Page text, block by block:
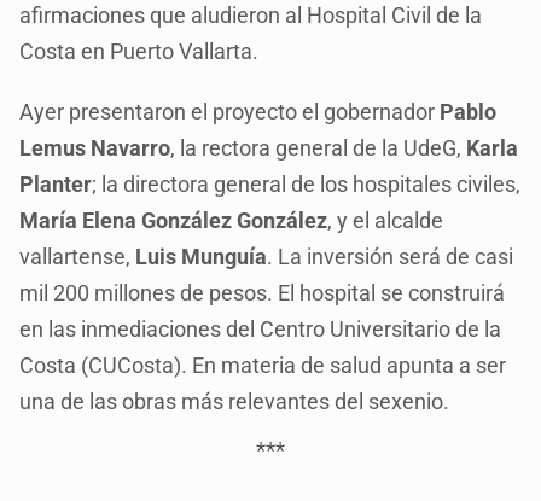
afirmaciones que aludieron al Hospital Civil de la
Costa en Puerto Vallarta.
Ayer presentaron el proyecto el gobernador Pablo
Lemus Navarro, la rectora general de la UdeG, Karla
Planter; la directora general de los hospitales civiles,
María Elena González González, y el alcalde
vallartense, Luis Munguía. La inversión será de casi
mil 200 millones de pesos. El hospital se construirá
en las inmediaciones del Centro Universitario de la
Costa (CUCosta). En materia de salud apunta a ser
una de las obras más relevantes del sexenio.
***